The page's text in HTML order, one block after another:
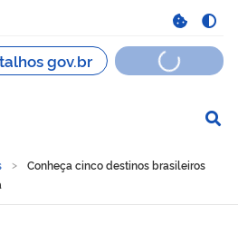
navegação
Conheça cinco destinos brasileiros